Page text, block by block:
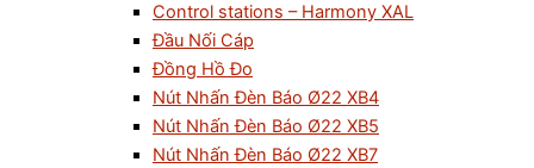
Control stations – Harmony XAL
Đầu Nối Cáp
Đồng Hồ Đo
Nút Nhấn Đèn Báo Ø22 XB4
Nút Nhấn Đèn Báo Ø22 XB5
Nút Nhấn Đèn Báo Ø22 XB7